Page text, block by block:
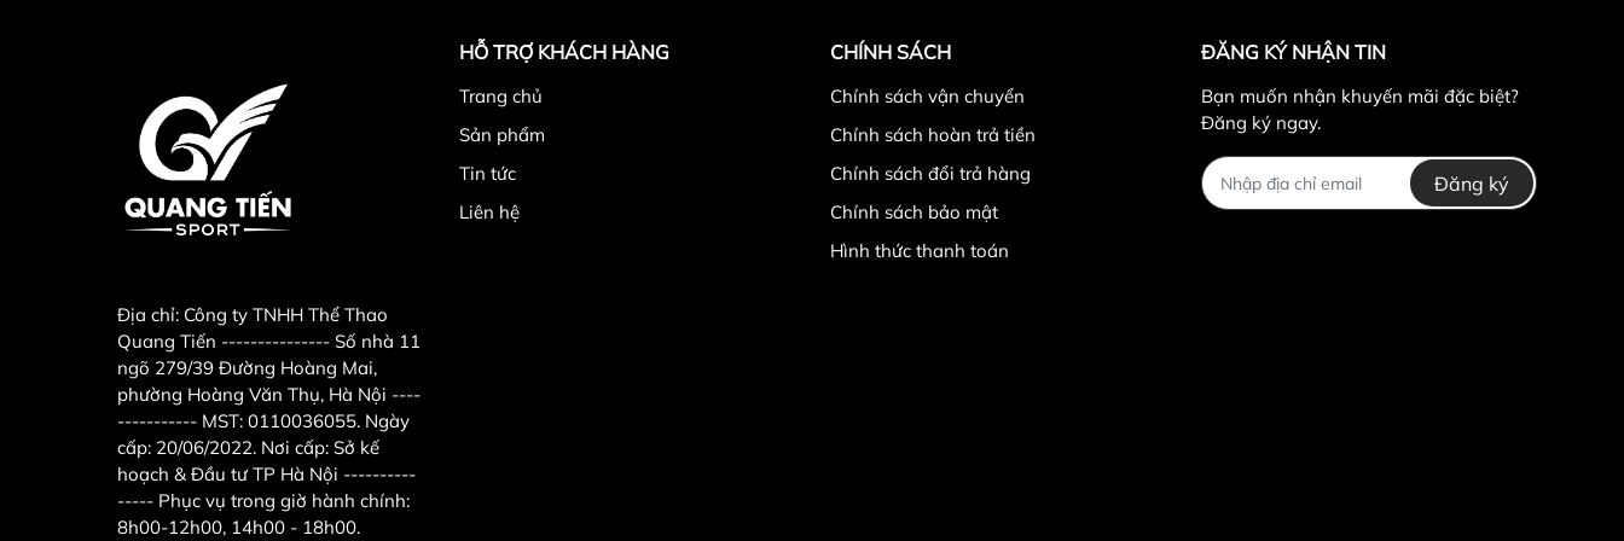
Địa chỉ: Công ty TNHH Thể Thao
Quang Tiến --------------- Số nhà 11
ngõ 279/39 Đường Hoàng Mai,
phường Hoàng Văn Thụ, Hà Nội ----
----------- MST: 0110036055. Ngày
cấp: 20/06/2022. Nơi cấp: Sở kế
hoạch & Đầu tư TP Hà Nội ----------
----- Phục vụ trong giờ hành chính:
8h00-12h00, 14h00 - 18h00.
HỖ TRỢ KHÁCH HÀNG
Trang chủ
Sản phẩm
Tin tức
Liên hệ
CHÍNH SÁCH
Chính sách vận chuyển
Chính sách hoàn trả tiền
Chính sách đổi trả hàng
Chính sách bảo mật
Hình thức thanh toán
ĐĂNG KÝ NHẬN TIN
Bạn muốn nhận khuyến mãi đặc biệt?
Đăng ký ngay.
Đăng ký